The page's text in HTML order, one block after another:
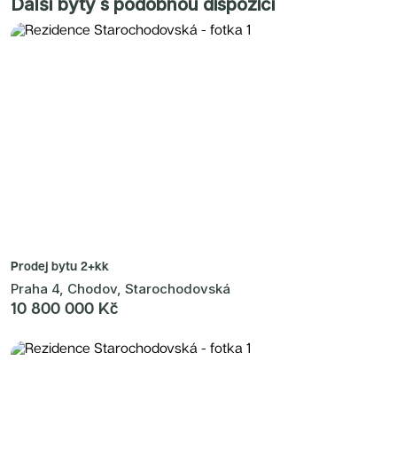
Prodej bytu 2+kk
Praha 4, Chodov, Starochodovská
10 800 000 Kč